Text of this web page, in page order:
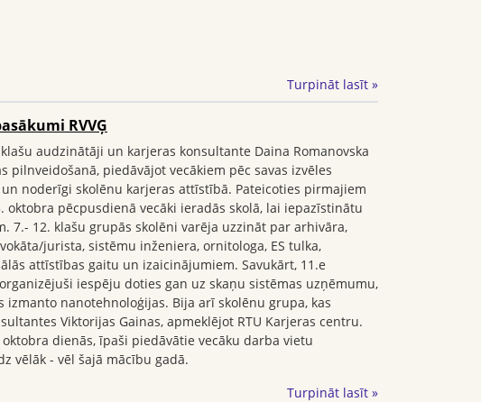
Turpināt lasīt »
RVVĢ
audzinātāji un karjeras konsultante Daina Romanovska
piedāvājot vecākiem pēc savas izvēles
noderīgi skolēnu karjeras attīstībā. Pateicoties pirmajiem
pēcpusdienā vecāki ieradās skolā, lai iepazīstinātu
7.- 12. klašu grupās skolēni varēja uzzināt par arhivāra,
jurista, sistēmu inženiera, ornitologa, ES tulka,
attīstības gaitu un izaicinājumiem. Savukārt, 11.e
iespēju doties gan uz skaņu sistēmas uzņēmumu,
nanotehnoloģijas. Bija arī skolēnu grupa, kas
Viktorijas Gainas, apmeklējot RTU Karjeras centru.
dienās, īpaši piedāvātie vecāku darba vietu
vēlāk - vēl šajā mācību gadā.
Turpināt lasīt »